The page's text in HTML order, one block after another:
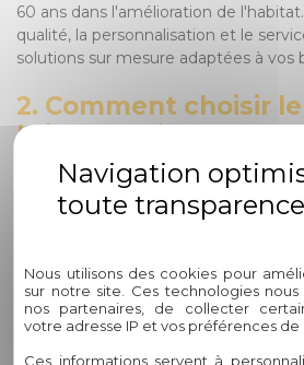
60 ans dans l'amélioration de
qualité, la personnalisation et le
solutions sur mesure adaptées à vos
2. Comment choisir
brises soleil pour mon
Le choix du type de brises soleil
facteurs tels que l'orientation de
chez Circelli Habitat est là pour
démarche en vous offrant des
fonction de votre environnement
Nous utilisons des cookies pour
sur notre site. Ces technologies
nos partenaires, de collecter
votre adresse IP et vos préférences de
Ces informations servent à